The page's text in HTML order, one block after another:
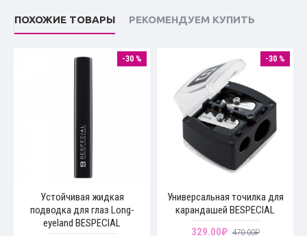
ПОХОЖИЕ ТОВАРЫ РЕКОМЕНДУЕМ КУПИТЬ
-30 %
Устойчивая жидкая
подводка для глаз Long-
eyeland BESPECIAL
-30 %
Универсальная точилка для
карандашей BESPECIAL
329.00₽ 470.00₽